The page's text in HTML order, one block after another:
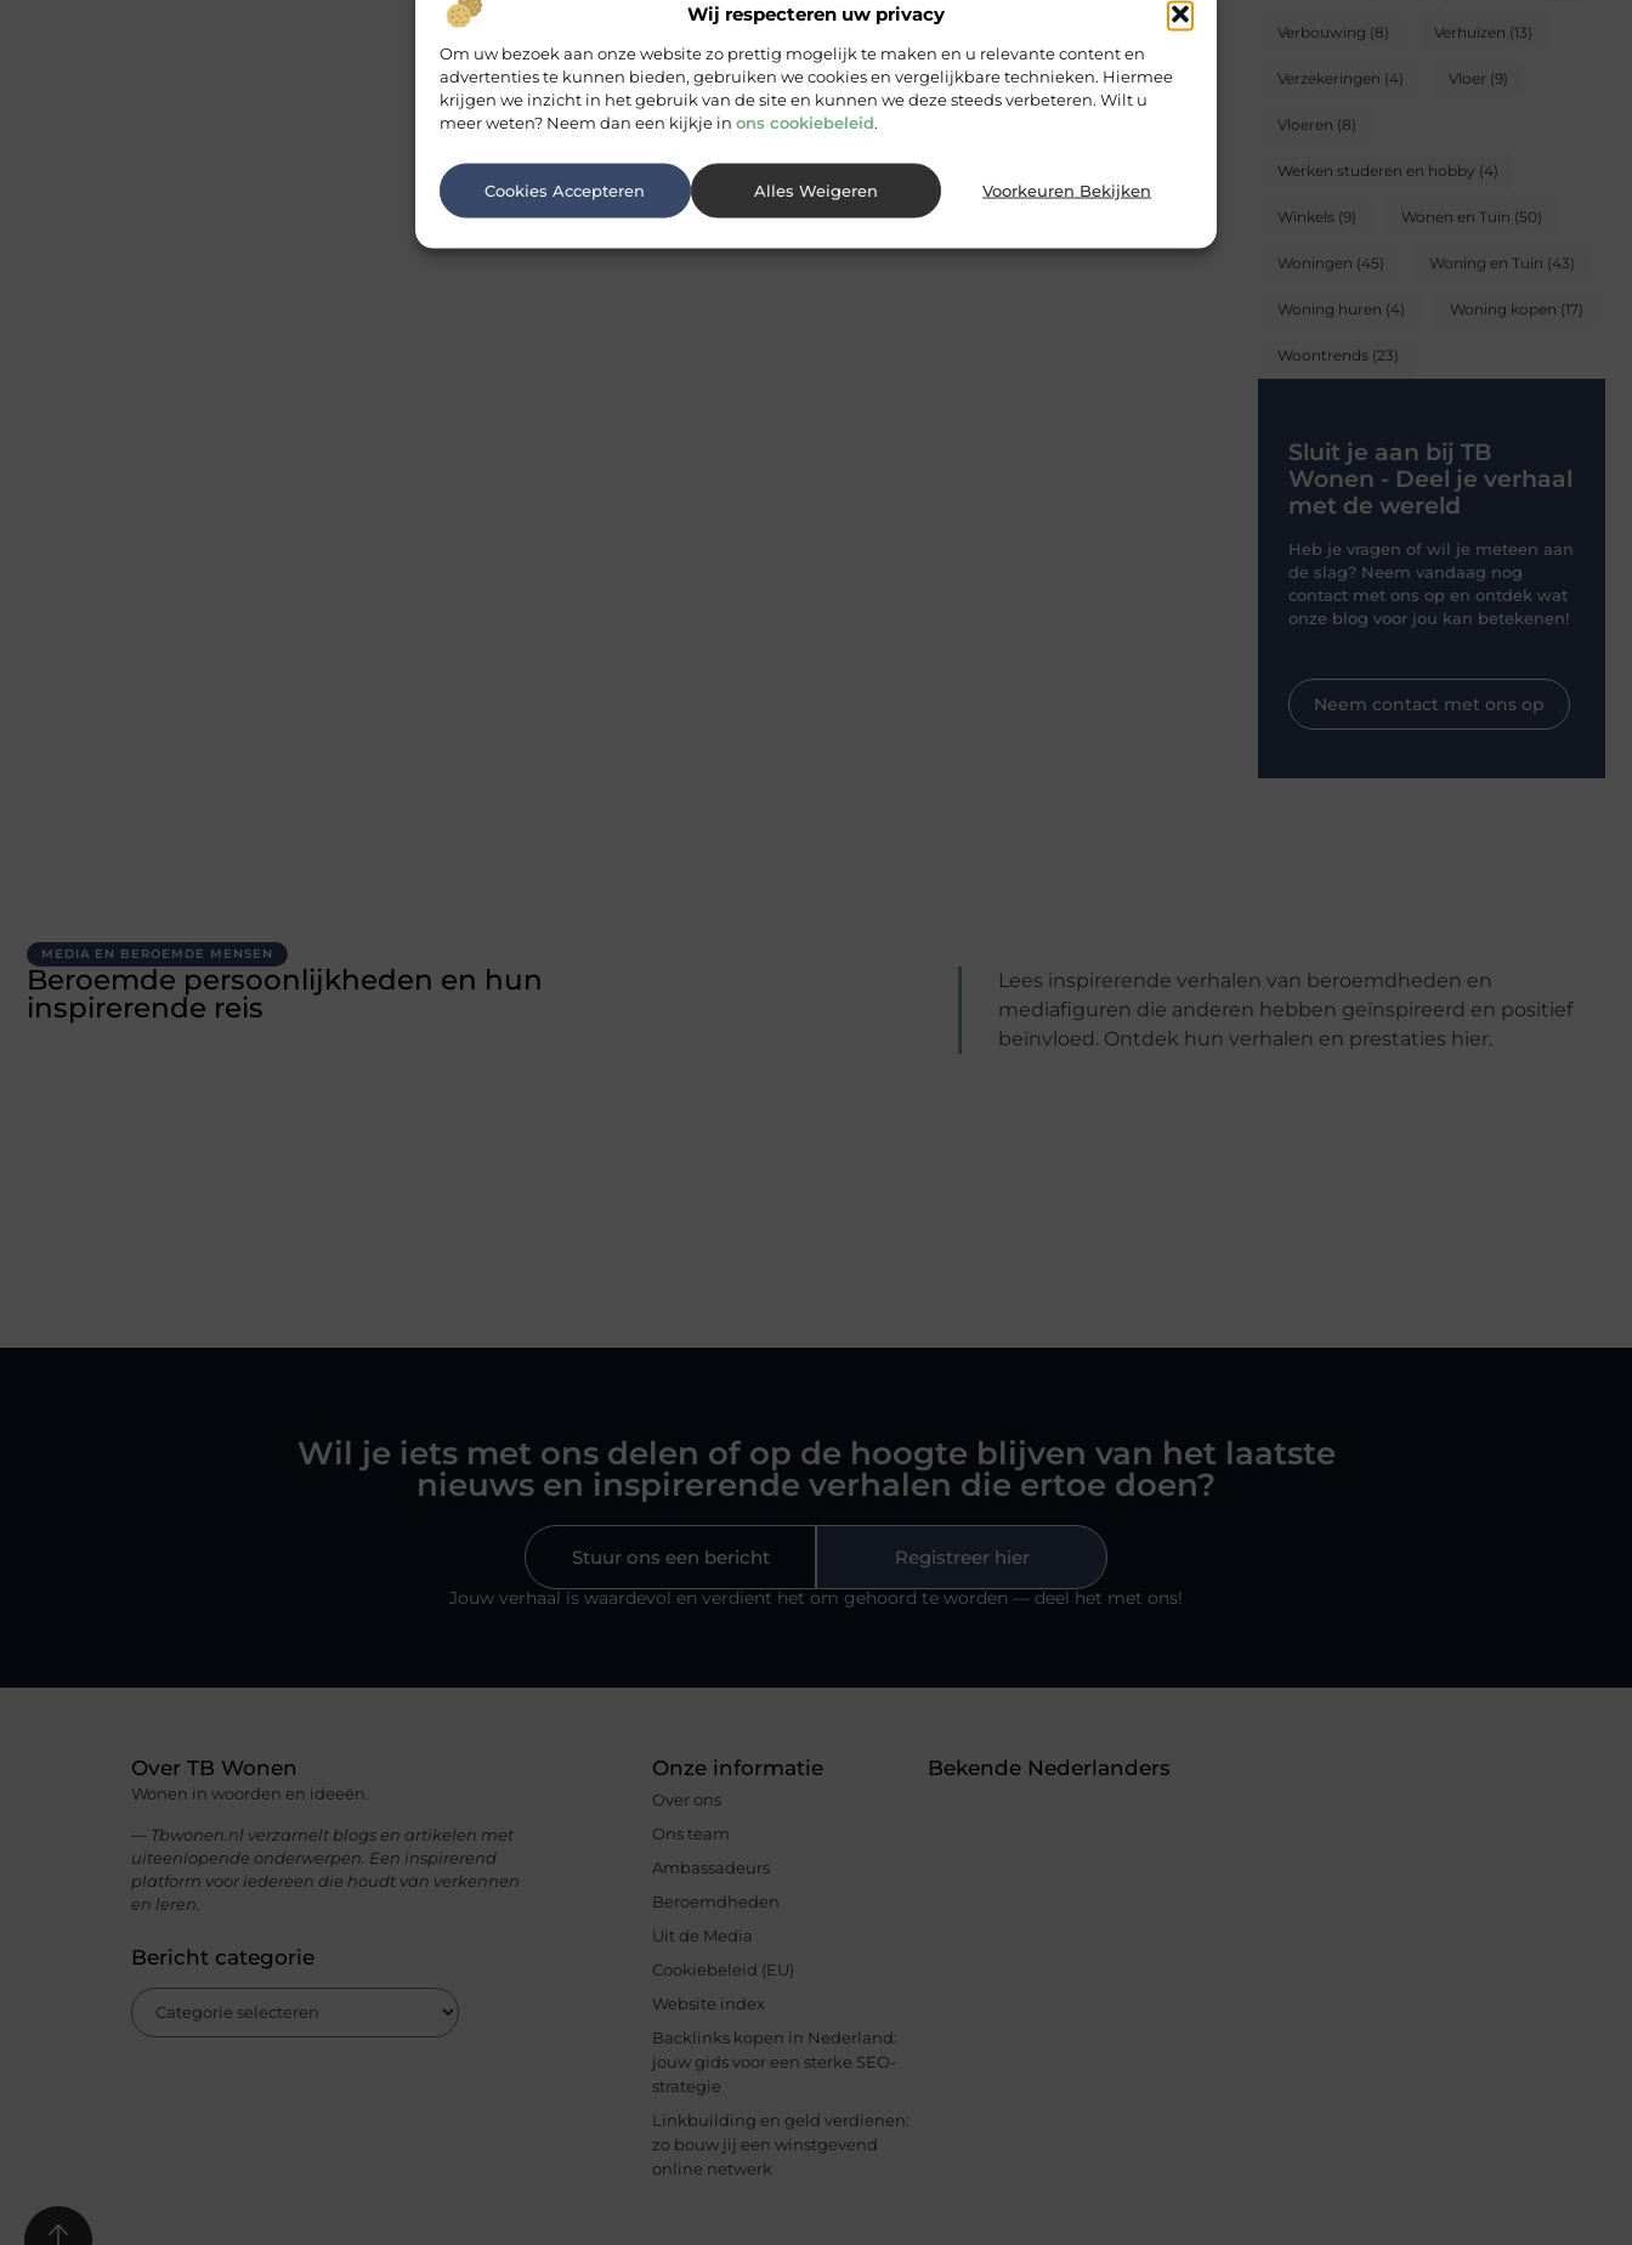
Wij respecteren uw privacy
Om uw bezoek aan onze website zo prettig mogelijk te maken en u relevante content en
advertenties te kunnen bieden, gebruiken we cookies en vergelijkbare technieken. Hiermee
krijgen we inzicht in het gebruik van de site en kunnen we deze steeds verbeteren. Wilt u
meer weten? Neem dan een kijkje in ons cookiebeleid.
Cookies Accepteren Alles Weigeren Voorkeuren Bekijken
Verbouwing (8) Verhuizen (13)
Verzekeringen (4) Vloer (9)
Vloeren (8)
Werken studeren en hobby (4)
Winkels (9) Wonen en Tuin (50)
Woningen (45) Woning en Tuin (43)
Woning huren (4) Woning kopen (17)
Woontrends (23)
Sluit je aan bij TB
Wonen - Deel je verhaal
met de wereld
Heb je vragen of wil je meteen aan
de slag? Neem vandaag nog
contact met ons op en ontdek wat
onze blog voor jou kan betekenen!
Neem contact met ons op
MEDIA EN BEROEMDE MENSEN
Beroemde persoonlijkheden en hun
inspirerende reis
Lees inspirerende verhalen van beroemdheden en
mediafiguren die anderen hebben geïnspireerd en positief
beïnvloed. Ontdek hun verhalen en prestaties hier.
Wil je iets met ons delen of op de hoogte blijven van het laatste
nieuws en inspirerende verhalen die ertoe doen?
Stuur ons een bericht Registreer hier
Jouw verhaal is waardevol en verdient het om gehoord te worden — deel het met ons!
Over TB Wonen
Wonen in woorden en ideeën.
— Tbwonen.nl verzamelt blogs en artikelen met
uiteenlopende onderwerpen. Een inspirerend
platform voor iedereen die houdt van verkennen
en leren.
Bericht categorie
Onze informatie
Over ons
Ons team
Ambassadeurs
Beroemdheden
Uit de Media
Cookiebeleid (EU)
Website index
Backlinks kopen in Nederland:
jouw gids voor een sterke SEO-
strategie
Linkbuilding en geld verdienen:
zo bouw jij een winstgevend
online netwerk
Bekende Nederlanders